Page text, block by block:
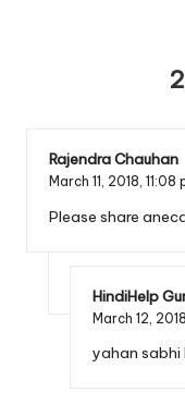
Rajendra Chauhan
March 11, 2018, 11:08
Please share
HindiHelp
March 12, 2018,
yahan sabhi